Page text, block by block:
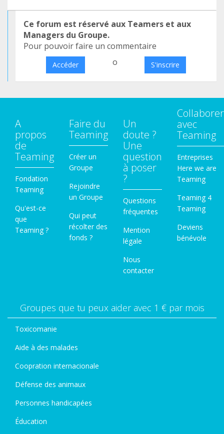
Ce forum est réservé aux Teamers et aux
Managers du Groupe.
Pour pouvoir faire un commentaire
Accéder o S'inscrire
A
propos
de
Teaming
Fondation
Teaming
Qu'est-ce
que
Teaming ?
Faire du
Teaming
Créer un
Groupe
Rejoindre
un Groupe
Qui peut
récolter des
fonds ?
Un
doute ?
Une
question
à poser
?
Questions
fréquentes
Mention
légale
Nous
contacter
Collaborer
avec
Teaming
Entreprises
Here we are
Teaming
Teaming 4
Teaming
Deviens
bénévole
Groupes que tu peux aider avec 1 € par mois
Toxicomanie
Aide à des malades
Coopration internacionale
Défense des animaux
Personnes handicapées
Éducation